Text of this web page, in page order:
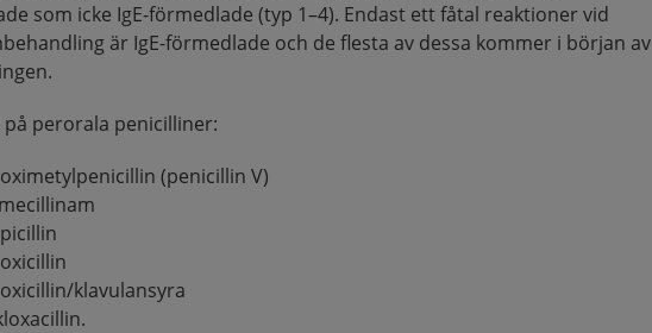
som icke IgE-förmedlade (typ 1–4). Endast ett fåtal reaktioner vid
är IgE-förmedlade och de flesta av dessa kommer i början av
på perorala penicilliner:
(penicillin V)
klavulansyra